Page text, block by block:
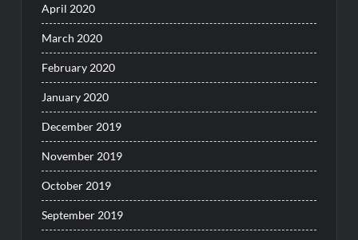
April 2020
March 2020
February 2020
January 2020
December 2019
November 2019
October 2019
September 2019